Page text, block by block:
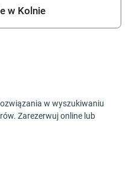
w Kolnie
w wyszukiwaniu
Zarezerwuj online lub